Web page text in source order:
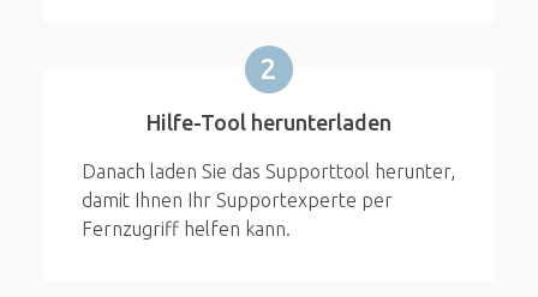
2
Hilfe-Tool herunterladen
Danach laden Sie das Supporttool herunter,
damit Ihnen Ihr Supportexperte per
Fernzugriff helfen kann.